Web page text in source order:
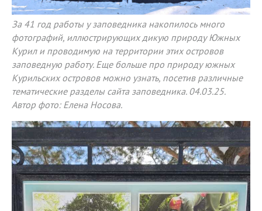
За 41 год работы у заповедника накопилось много
фотографий, иллюстрирующих дикую природу Южных
Курил и проводимую на территории этих островов
заповедную работу. Еще больше про природу южных
Курильских островов можно узнать, посетив различные
тематические разделы сайта заповедника. 04.03.25.
Автор фото: Елена Носова.